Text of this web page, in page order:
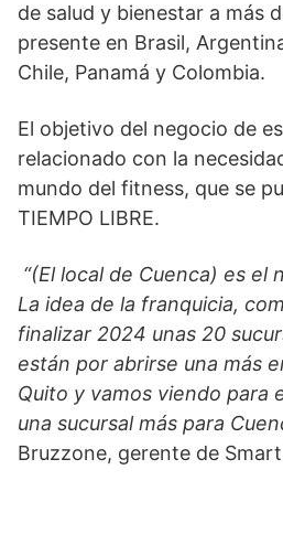
de salud y bienestar a más
presente en Brasil,
Chile, Panamá y Colombia.
El objetivo del negocio de
relacionado con la
mundo del fitness, que se
TIEMPO LIBRE.
“(El local de Cuenca) es el
La idea de la franquicia,
finalizar 2024 unas 20
están por abrirse una más
Quito y vamos viendo para
una sucursal más para
Bruzzone, gerente de